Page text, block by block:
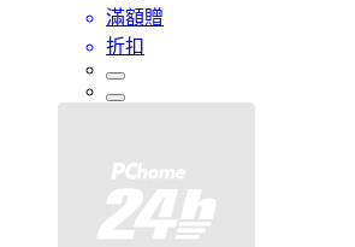
滿額贈
折扣